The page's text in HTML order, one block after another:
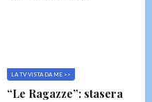
LA TV VISTA DA ME >>
“Le Ragazze”: stasera